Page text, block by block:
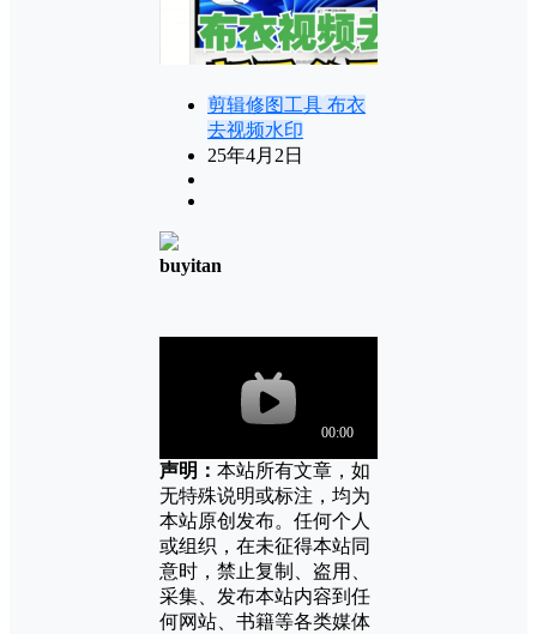
剪辑修图工具 布衣
去视频水印
25年4月2日
buyitan
声明： 本站所有文章，如
无特殊说明或标注，均为
本站原创发布。任何个人
或组织，在未征得本站同
意时，禁止复制、盗用、
采集、发布本站内容到任
何网站、书籍等各类媒体